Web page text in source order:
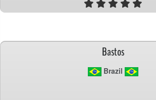
Bastos
Brazil